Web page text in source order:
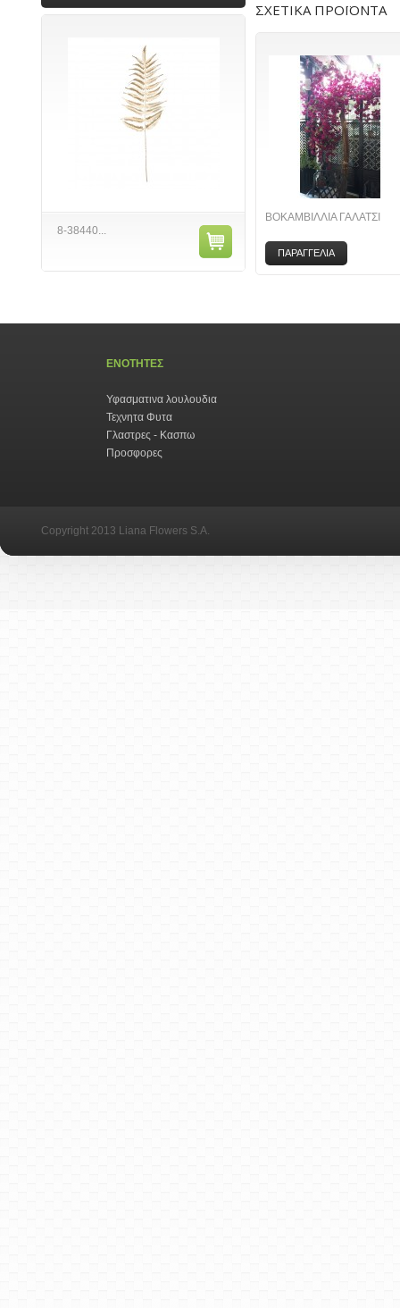
8-38440...
ΣΧΕΤΙΚΑ ΠΡΟΪΟΝΤΑ
ΒΟΚΑΜΒΙΛΛΙΑ ΓΑΛΑΤΣΙ
ΠΑΡΑΓΓΕΛΙΑ
ΕΝΟΤΗΤΕΣ
Υφασματινα λουλουδια
Τεχνητα Φυτα
Γλαστρες - Κασπω
Προσφορες
Copyright 2013 Liana Flowers S.A.